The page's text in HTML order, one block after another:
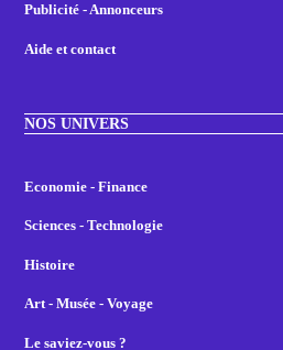
Publicité - Annonceurs
Aide et contact
NOS UNIVERS
Economie - Finance
Sciences - Technologie
Histoire
Art - Musée - Voyage
Le saviez-vous ?